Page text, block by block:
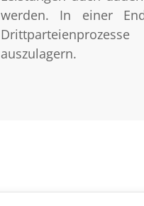
werden. In einer
auszulagern.